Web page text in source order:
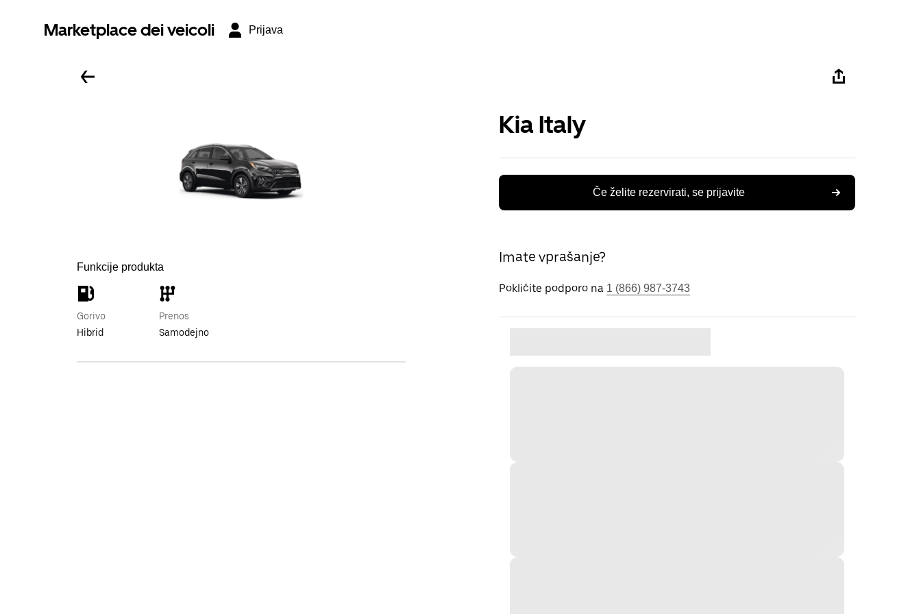
Marketplace dei veicoli Prijava
Funkcije produkta
Gorivo
Hibrid
Prenos
Samodejno
Kia Italy
Če želite rezervirati, se prijavite
Imate vprašanje?
Pokličite podporo na 1 (866) 987-3743